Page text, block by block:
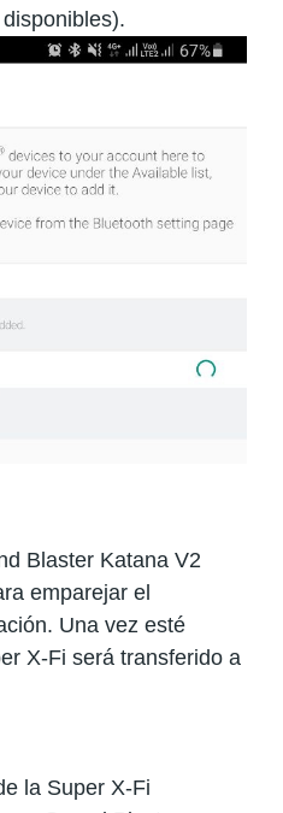
Blaster Katana V2
emparejar el
Una vez esté
X-Fi será transferido a
la Super X-Fi